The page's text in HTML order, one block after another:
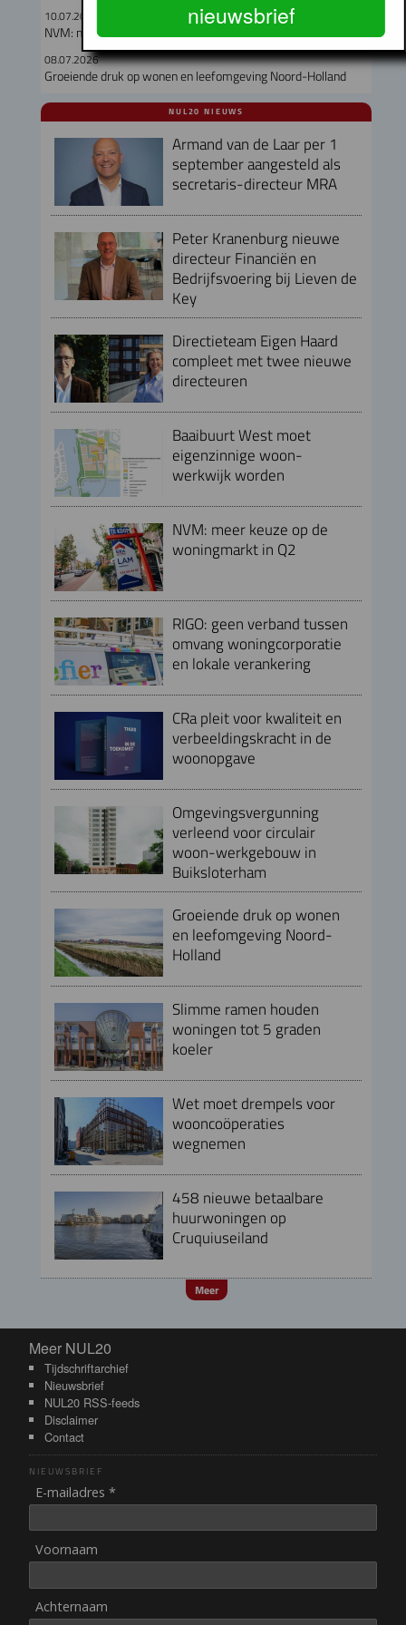
10.07.2026
NVM: meer keuze op de woningmarkt in Q2
08.07.2026
Groeiende druk op wonen en leefomgeving Noord-Holland
NUL20 NIEUWS
Armand van de Laar per 1
september aangesteld als
secretaris-directeur MRA
Peter Kranenburg nieuwe
directeur Financiën en
Bedrijfsvoering bij Lieven de
Key
Directieteam Eigen Haard
compleet met twee nieuwe
directeuren
Baaibuurt West moet
eigenzinnige woon-
werkwijk worden
NVM: meer keuze op de
woningmarkt in Q2
RIGO: geen verband tussen
omvang woningcorporatie
en lokale verankering
CRa pleit voor kwaliteit en
verbeeldingskracht in de
woonopgave
Omgevingsvergunning
verleend voor circulair
woon-werkgebouw in
Buiksloterham
Groeiende druk op wonen
en leefomgeving Noord-
Holland
Slimme ramen houden
woningen tot 5 graden
koeler
Wet moet drempels voor
wooncoöperaties
wegnemen
458 nieuwe betaalbare
huurwoningen op
Cruquiuseiland
Meer
Meer NUL20
Meer NUL20
Tijdschriftarchief
Nieuwsbrief
NUL20 RSS-feeds
Disclaimer
Contact
NIEUWSBRIEF
E-mailadres *
Voornaam
Achternaam
nieuwsbrief